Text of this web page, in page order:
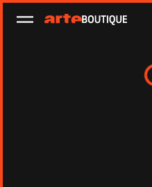
Ouvrir le menu